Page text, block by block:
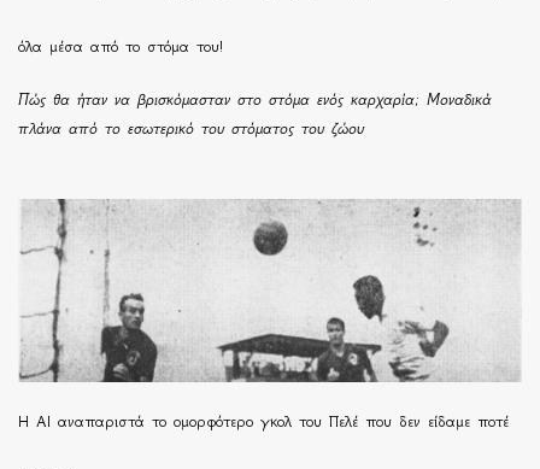
όλα μέσα από το στόμα του!
Πώς θα ήταν να βρισκόμασταν στο στόμα ενός καρχαρία; Μοναδικά
πλάνα από το εσωτερικό του στόματος του ζώου
Η ΑΙ αναπαριστά το ομορφότερο γκολ του Πελέ που δεν είδαμε ποτέ